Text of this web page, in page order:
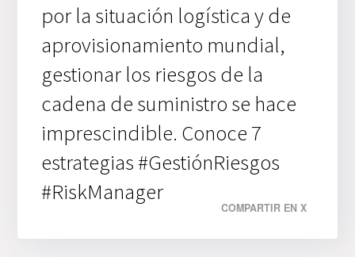
por la situación logística y de
aprovisionamiento mundial,
gestionar los riesgos de la
cadena de suministro se hace
imprescindible. Conoce 7
estrategias #GestiónRiesgos
#RiskManager
COMPARTIR EN X